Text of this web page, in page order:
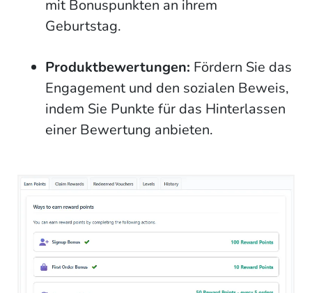
mit Bonuspunkten an ihrem
Geburtstag.
Produktbewertungen: Fördern Sie das
Engagement und den sozialen Beweis,
indem Sie Punkte für das Hinterlassen
einer Bewertung anbieten.